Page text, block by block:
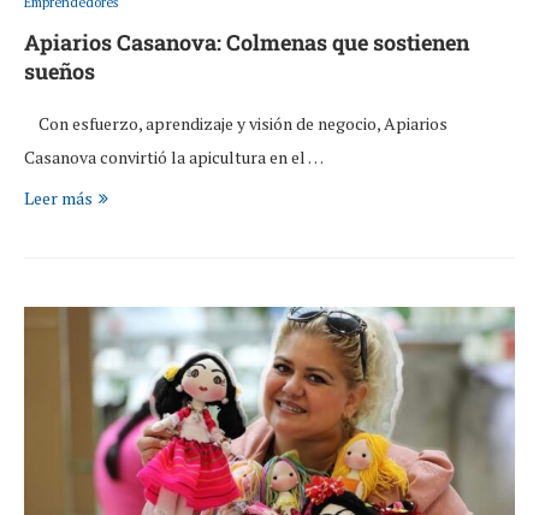
Apiarios Casanova: Colmenas que sostienen
sueños
Con esfuerzo, aprendizaje y visión de negocio, Apiarios
Casanova convirtió la apicultura en el …
Leer más